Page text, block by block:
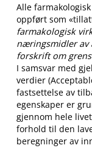
Alle
oppført som
farmakologisk
næringsmidler av
forskrift om
I samsvar med
verdier
fastsettelse av
egenskaper er
gjennom hele
forhold til den
beregninger av